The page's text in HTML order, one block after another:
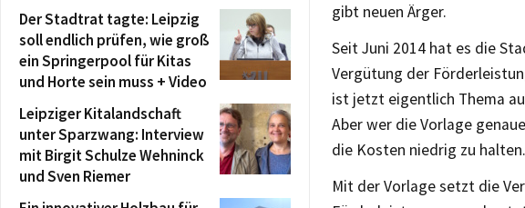
gibt neuen Ärger.
Seit Juni 2014 hat es die
Vergütung der
ist jetzt eigentlich Thema
Aber wer die Vorlage
die Kosten niedrig zu halten.
Mit der Vorlage setzt die
Der Stadtrat tagte: Leipzig
soll endlich prüfen, wie groß
ein Springerpool für Kitas
und Horte sein muss + Video
Leipziger Kitalandschaft
unter Sparzwang: Interview
mit Birgit Schulze Wehninck
und Sven Riemer